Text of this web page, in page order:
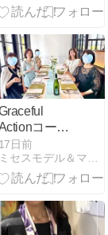
コース2
期生 卒業ラン
チ会
17日前